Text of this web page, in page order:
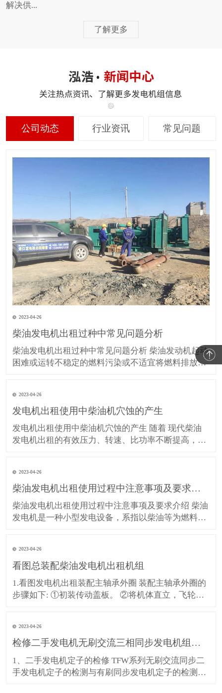
解决供...
了解更多
公司动态 行业资讯 常见问题
2023-04-26
柴油发电机出租过种中常见问题分析
柴油发电机出租过种中常见问题分析 柴油发动机起动
困难或运转不稳定的燃料污染或不适宜将燃料排放和
嘴燃油管路装配或泵衰竭更换喷嘴总成或泵电子调速
器调整调整或更换坏或故障的总督已经除去部分负荷
负荷故障检查或更换
2023-04-26
发电机出租使用中柴油机穴蚀的产生
发电机出租使用中柴油机穴蚀的产生 随着 现代柴油
发电机出租的有效压力、转速、比功率不断提高，比
践中发现，现代柴油机的穴蚀损坏非常严重，许多柴
油机的气缸套不是因为超过了磨损极限而更换，往往
是因穴蚀损坏被迫换
2023-04-26
柴油发电机出租使用过程中注意事项及要求介绍
柴油发电机出租使用过程中注意事项及要求介绍 柴油
发电机是一种小型发电设备，系指以柴油等为燃料，
和控制用蓄电瓶、保护装置、应急柜等部件组成。
1、柴油机房内严禁明火。 2、柴油机房内若有动火工
作，必须经有
2023-04-26
看图总装配柴油发电机出租机组
1.看图发电机出租装配主轴承外圈 装配主轴承外圈的
步骤如下: ①初装传动盖板。 ②将机体直立，飞轮端
再将轴承外圈放入轴承座孔内。用专用压板和金属棒
将轴承外圈打人，此后再装配一个锁簧。按上述方法
将所有主
2023-04-26
检修二手发电机无刷交流三相同步发电机组成部件
1、二手发电机定子的检修 TFW系列无刷交流同步二
手发电机定子的检测与有刷同步发电机定子的检测一